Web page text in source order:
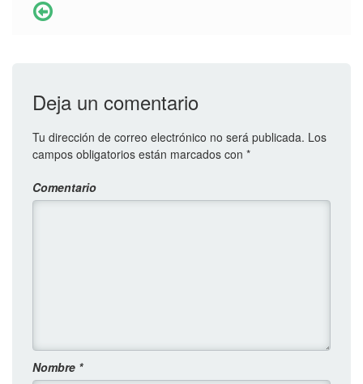
Deja un comentario
Tu dirección de correo electrónico no será publicada. Los
campos obligatorios están marcados con *
Comentario
Nombre *